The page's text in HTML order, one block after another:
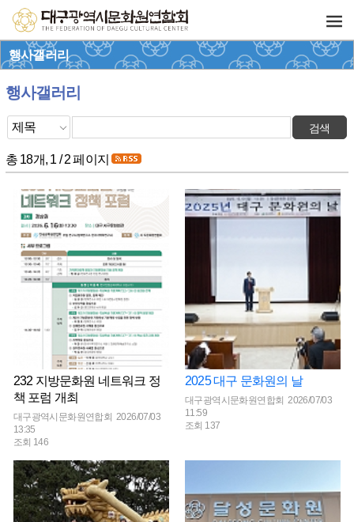
행사갤러리
행사갤러리
총 18개, 1 / 2 페이지
232 지방문화원 네트워크 정
책 포럼 개최
대구광역시문화원연합회 2026/07/03
13:35
조회 146
2025 대구 문화원의 날
대구광역시문화원연합회 2026/07/03
11:59
조회 137